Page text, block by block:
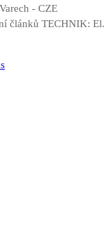
- CZE
článků TECHNIK: El.